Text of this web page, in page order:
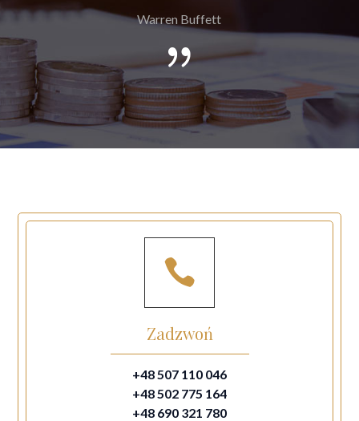
Warren Buffett
{

Zadzwoń
+48 507 110 046
+48 502 775 164
+48 690 321 780